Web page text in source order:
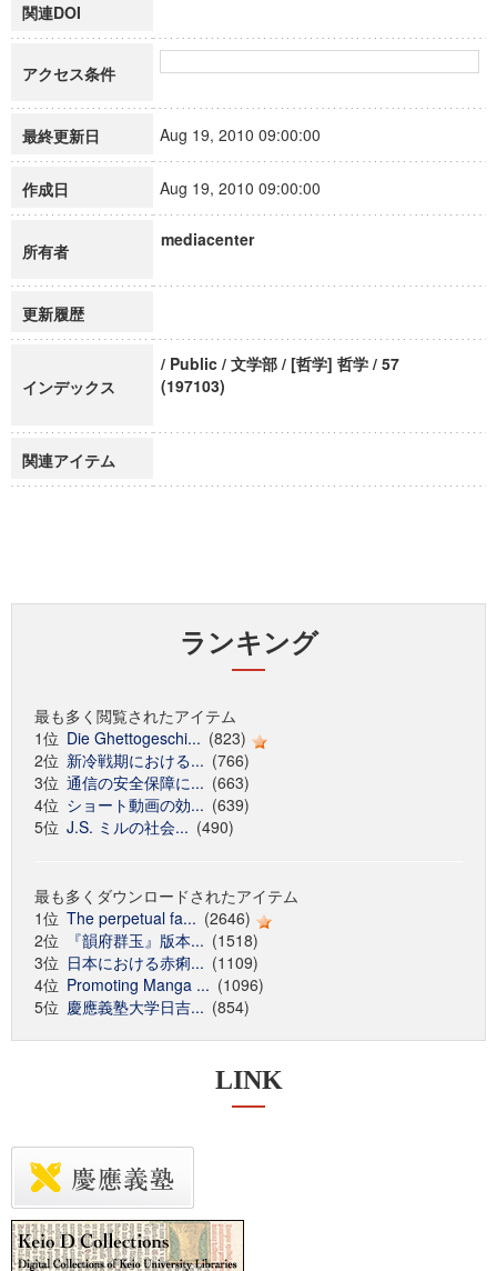
関連DOI
アクセス条件
最終更新日 Aug 19, 2010 09:00:00
作成日 Aug 19, 2010 09:00:00
所有者
mediacenter
更新履歴
インデックス
/ Public / 文学部 / [哲学] 哲学 / 57
(197103)
関連アイテム
ランキング
最も多く閲覧されたアイテム
1位 Die Ghettogeschi... (823)
2位 新冷戦期における... (766)
3位 通信の安全保障に... (663)
4位 ショート動画の効... (639)
5位 J.S. ミルの社会... (490)
最も多くダウンロードされたアイテム
1位 The perpetual fa... (2646)
2位
『韻府群玉』版本... (1518)
3位 日本における赤痢... (1109)
4位 Promoting Manga ... (1096)
5位 慶應義塾大学日吉... (854)
LINK